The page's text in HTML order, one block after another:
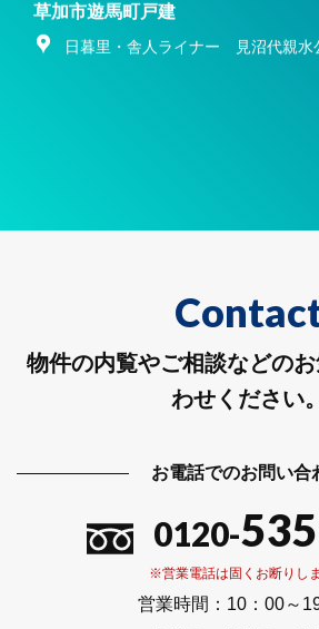
草加市遊馬町戸建
日暮里・舎人ライナー 見沼代親水
物件の内覧やご相談などの
わせください。
お電話でのお問い合
0120-
※営業電話は固くお断りしま
営業時間： 10：00～